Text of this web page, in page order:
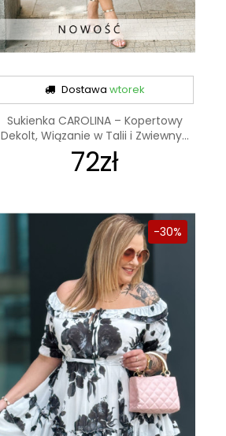
Dostawa wtorek
Sukienka CAROLINA – Kopertowy
Dekolt, Wiązanie w Talii i Zwiewny...
72zł
-30%